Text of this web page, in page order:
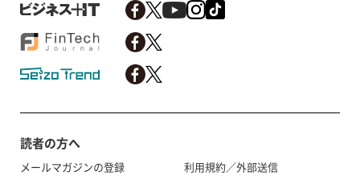
読者の方へ
メールマガジンの登録
利用規約／外部送信